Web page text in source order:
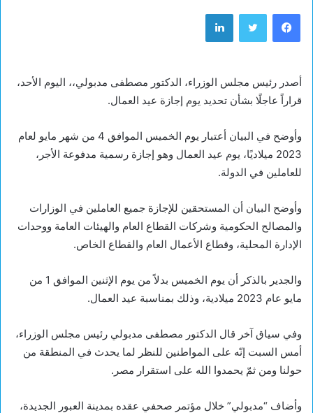
فيسبوك تويتر لينكدإن
أصدر رئيس مجلس الوزراء، الدكتور مصطفى مدبولي،، اليوم الأحد،
قراراً عاجلًا بشأن تحديد يوم إجازة عيد العمال.
وأوضح في البيان أعتبار يوم الخميس الموافق 4 من شهر مايو لعام
2023 ميلاديًا، يوم عيد العمال وهو إجازة رسمية مدفوعة الأجر،
للعاملين في الدولة.
وأوضح البيان أن المستحقين للإجازة جميع العاملين في الوزارات
والمصالح الحكومية وشركات القطاع العام والهيئات العامة ووحدات
الإدارة المحلية، وقطاع الأعمال العام والقطاع الخاص.
والجدير بالذكر أن يوم الخميس بدلاً من يوم الإثنين الموافق 1 من
مايو عام 2023 ميلادية، وذلك بمناسبة عيد العمال.
وفي سياق آخر قال الدكتور مصطفى مدبولي رئيس مجلس الوزراء،
أمس السبت إنّه على المواطنين للنظر لما يحدث في المنطقة من
حولنا ومن ثمّ يحمدوا الله على استقرار مصر.
وأضاف “مدبولي” خلال مؤتمر صحفي عقده بمدينة العبور الجديدة،